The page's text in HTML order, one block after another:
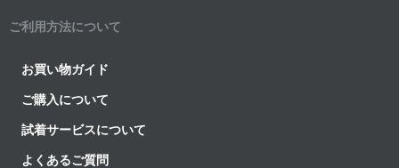
ご利用方法について
お買い物ガイド
ご購入について
試着サービスについて
よくあるご質問